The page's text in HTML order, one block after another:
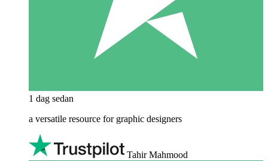
1 dag sedan
a versatile resource for graphic designers
Tahir Mahmood